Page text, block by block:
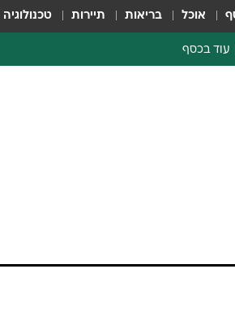
אוכל בריאות תיירות טכנולוגיה
עוד בכסף